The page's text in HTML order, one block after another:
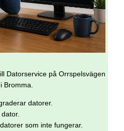
Datorservice på Orrspelsvägen
Bromma.
datorer.
som inte fungerar.